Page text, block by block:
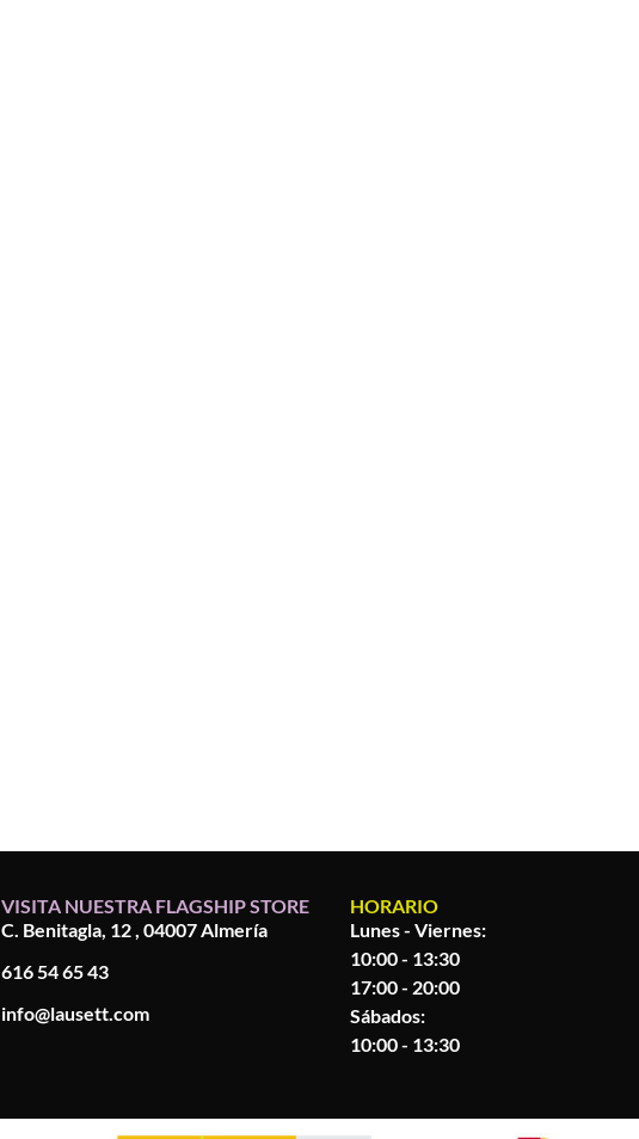
VISITA NUESTRA FLAGSHIP STORE
C. Benitagla, 12 , 04007 Almería
616 54 65 43
info@lausett.com
HORARIO
Lunes - Viernes:
10:00 - 13:30
17:00 - 20:00
Sábados:
10:00 - 13:30